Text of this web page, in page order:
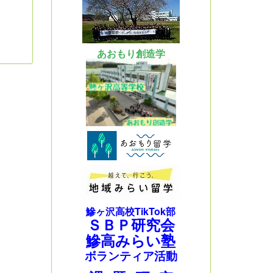
あおもり創造学
鰺ヶ沢高校TikTok部
ＳＢＰ研究会
鰺高みらい塾
ボランティア活動